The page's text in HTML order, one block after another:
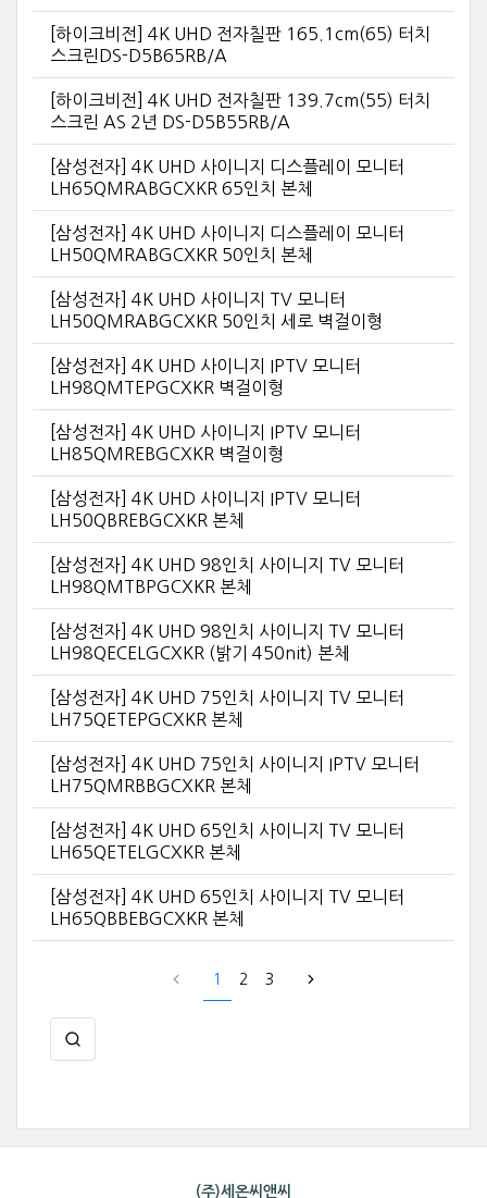
[하이크비전] 4K UHD 전자칠판 165.1cm(65) 터치
스크린DS-D5B65RB/A
[하이크비전] 4K UHD 전자칠판 139.7cm(55) 터치
스크린 AS 2년 DS-D5B55RB/A
[삼성전자] 4K UHD 사이니지 디스플레이 모니터
LH65QMRABGCXKR 65인치 본체
[삼성전자] 4K UHD 사이니지 디스플레이 모니터
LH50QMRABGCXKR 50인치 본체
[삼성전자] 4K UHD 사이니지 TV 모니터
LH50QMRABGCXKR 50인치 세로 벽걸이형
[삼성전자] 4K UHD 사이니지 IPTV 모니터
LH98QMTEPGCXKR 벽걸이형
[삼성전자] 4K UHD 사이니지 IPTV 모니터
LH85QMREBGCXKR 벽걸이형
[삼성전자] 4K UHD 사이니지 IPTV 모니터
LH50QBREBGCXKR 본체
[삼성전자] 4K UHD 98인치 사이니지 TV 모니터
LH98QMTBPGCXKR 본체
[삼성전자] 4K UHD 98인치 사이니지 TV 모니터
LH98QECELGCXKR (밝기 450nit) 본체
[삼성전자] 4K UHD 75인치 사이니지 TV 모니터
LH75QETEPGCXKR 본체
[삼성전자] 4K UHD 75인치 사이니지 IPTV 모니터
LH75QMRBBGCXKR 본체
[삼성전자] 4K UHD 65인치 사이니지 TV 모니터
LH65QETELGCXKR 본체
[삼성전자] 4K UHD 65인치 사이니지 TV 모니터
LH65QBBEBGCXKR 본체
1 2 3
(주)세온씨앤씨